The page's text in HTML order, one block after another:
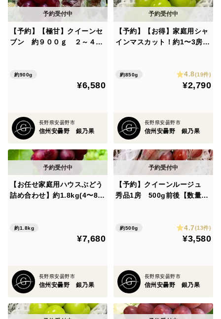
【予約】【極甘】クイーンセ
ブン 約９００ｇ ２～４房
約900g
¥6,580
長野県安曇野市
信州安曇野 銀乃果
【予約】【お得】家庭用シャ
インマスカット！約1〜3房
約850g 4.8(19件)
¥2,790
長野県安曇野市
信州安曇野 銀乃果
【お任せ家庭用ハウスぶどう
詰め合わせ】約1.8kg(4〜8
約1.8kg
¥7,680
長野県安曇野市
信州安曇野 銀乃果
【予約】クイーンルージュ
秀品1房 500g前後【数量限
約500g 4.7(13件)
¥3,580
長野県安曇野市
信州安曇野 銀乃果